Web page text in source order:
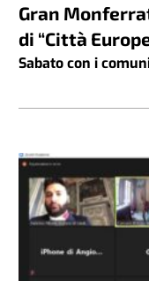
Gran
di “Città
Sabato con i